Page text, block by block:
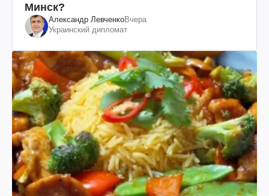
Минск?
Александр ЛевченкоВчера
Украинский дипломат